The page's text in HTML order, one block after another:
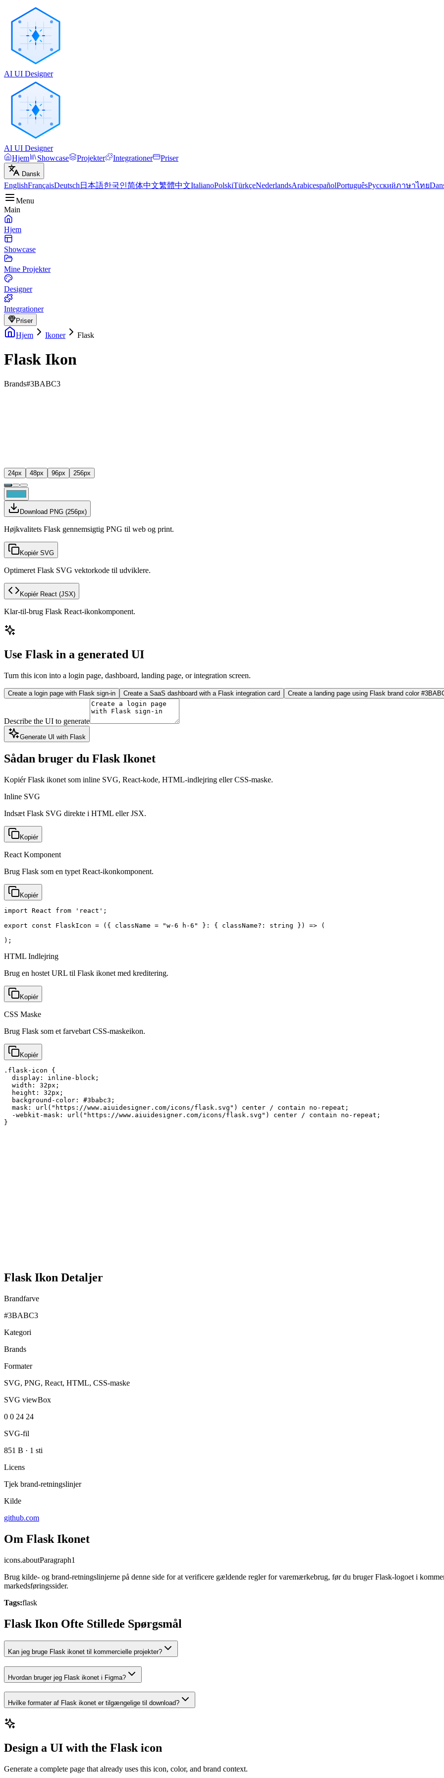
AI UI Designer
AI UI Designer
Hjem
Showcase Projekter Integrationer Priser
Dansk
EnglishFrançaisDeutsch 日本語한국인简体中文繁體中文ItalianoPolskiTürkçeNederlandsArabicespañolPortuguêsРусскийภาษาไทย
Menu
Main
Hjem
Showcase
Mine Projekter
Designer
Integrationer
Priser
Hjem Ikoner Flask
Flask Ikon
Brands#3BABC3
24px 48px 96px 256px
Download PNG (256px)
Højkvalitets Flask gennemsigtig PNG til web og print.
Kopiér SVG
Optimeret Flask SVG vektorkode til udviklere.
Kopiér React (JSX)
Klar-til-brug Flask React-ikonkomponent.
Use Flask in a generated UI
Turn this icon into a login page, dashboard, landing page, or integration screen.
Create a login page with Flask sign-in Create a SaaS dashboard with a Flask integration card Create a landing page using Flask brand color
Describe the UI to generate
Generate UI with Flask
Sådan bruger du Flask Ikonet
Kopiér Flask ikonet som inline SVG, React-kode, HTML-indlejring eller CSS-maske.
Inline SVG
Indsæt Flask SVG direkte i HTML eller JSX.
Kopiér
React Komponent
Brug Flask som en typet React-ikonkomponent.
Kopiér
import React from 'react';
export const FlaskIcon = ({ className = "w-6 h-6" }: { className?: string }) => (
);
HTML Indlejring
Brug en hostet URL til Flask ikonet med kreditering.
Kopiér
CSS Maske
Brug Flask som et farvebart CSS-maskeikon.
Kopiér
.flask-icon {
  display: inline-block;
  width: 32px;
  height: 32px;
  background-color: #3babc3;
  mask: url("https://www.aiuidesigner.com/icons/flask.svg") center / contain no-repeat;
  -webkit-mask: url("https://www.aiuidesigner.com/icons/flask.svg") center / contain no-repeat;
}
Flask Ikon Detaljer
Brandfarve
#3BABC3
Kategori
Brands
Formater
SVG, PNG, React, HTML, CSS-maske
SVG viewBox
0 0 24 24
SVG-fil
851 B · 1 sti
Licens
Tjek brand-retningslinjer
Kilde
github.com
Om Flask Ikonet
icons.aboutParagraph1
Brug kilde- og brand-retningslinjerne på denne side for at verificere gældende regler for varemærkebrug, før du bruger Flask-logoet i
markedsføringssider.
Tags:flask
Flask Ikon Ofte Stillede Spørgsmål
Kan jeg bruge Flask ikonet til kommercielle projekter?
Hvordan bruger jeg Flask ikonet i Figma?
Hvilke formater af Flask ikonet er tilgængelige til download?
Design a UI with the Flask icon
Generate a complete page that already uses this icon, color, and brand context.